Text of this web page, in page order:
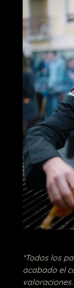
*Todos los
acabado el
valoraciones.